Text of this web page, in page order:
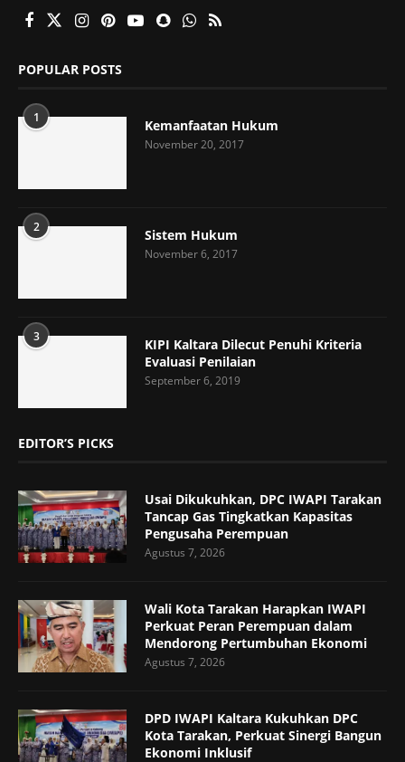
POPULAR POSTS
1 Kemanfaatan Hukum
November 20, 2017
2 Sistem Hukum
November 6, 2017
3
KIPI Kaltara Dilecut Penuhi Kriteria
Evaluasi Penilaian
September 6, 2019
EDITOR’S PICKS
Usai Dikukuhkan, DPC IWAPI Tarakan
Tancap Gas Tingkatkan Kapasitas
Pengusaha Perempuan
Agustus 7, 2026
Wali Kota Tarakan Harapkan IWAPI
Perkuat Peran Perempuan dalam
Mendorong Pertumbuhan Ekonomi
Agustus 7, 2026
DPD IWAPI Kaltara Kukuhkan DPC
Kota Tarakan, Perkuat Sinergi Bangun
Ekonomi Inklusif